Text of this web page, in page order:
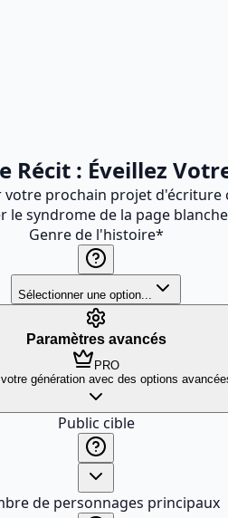
Récit : Éveillez
prochain projet
syndrome de la page
Genre de l'histoire*
Sélectionner une option...
Paramètres avancés
PRO
génération avec des options
Public cible
de personnages principaux